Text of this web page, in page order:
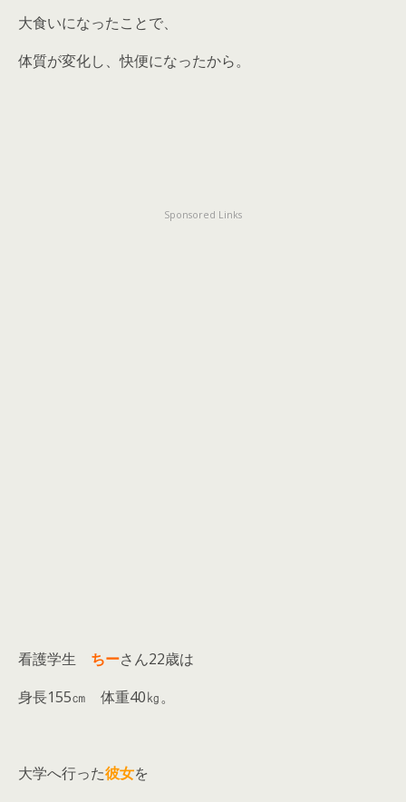
大食いになったことで、
体質が変化し、快便になったから。
Sponsored Links
看護学生 ちーさん22歳は
身長155㎝ 体重40㎏。
大学へ行った彼女を